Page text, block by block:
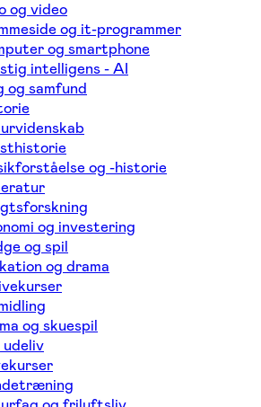
og video
og it-programmer
og smartphone
intelligens - AI
og samfund
og -historie
og investering
og spil
og drama
og skuespil